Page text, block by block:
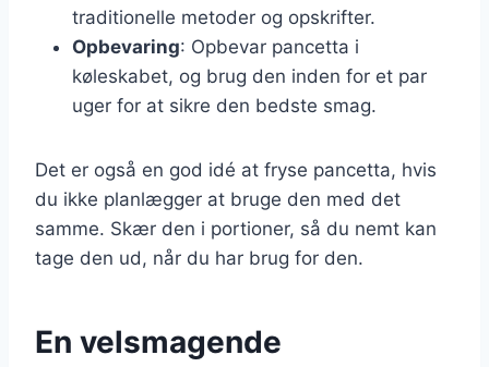
traditionelle metoder og opskrifter.
Opbevaring: Opbevar pancetta i
køleskabet, og brug den inden for et par
uger for at sikre den bedste smag.
Det er også en god idé at fryse pancetta, hvis
du ikke planlægger at bruge den med det
samme. Skær den i portioner, så du nemt kan
tage den ud, når du har brug for den.
En velsmagende